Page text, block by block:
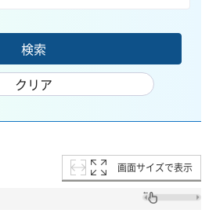
画面サイズで表示